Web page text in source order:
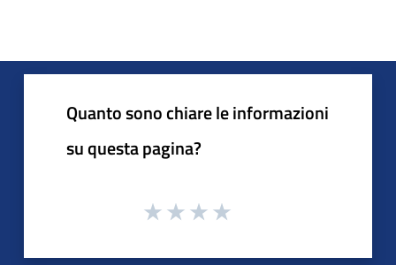
Quanto sono chiare le informazioni
su questa pagina?